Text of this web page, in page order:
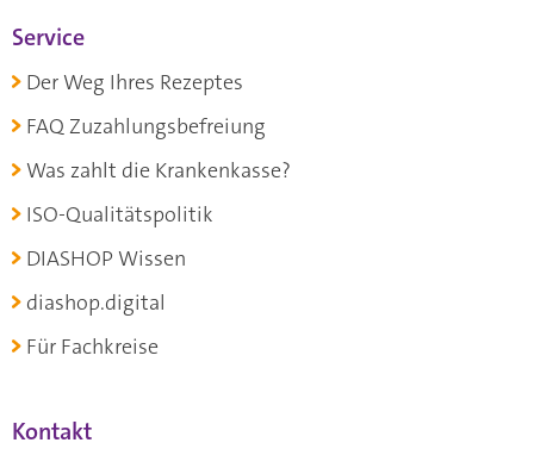
Service
Der Weg Ihres Rezeptes
FAQ Zuzahlungsbefreiung
Was zahlt die Krankenkasse?
ISO-Qualitätspolitik
DIASHOP Wissen
diashop.digital
Für Fachkreise
Kontakt